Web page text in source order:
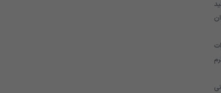
به معنای مصرف هر روز به 45 گرم کربوهیدرات برای صبحانه و ناهار، 15 گرم